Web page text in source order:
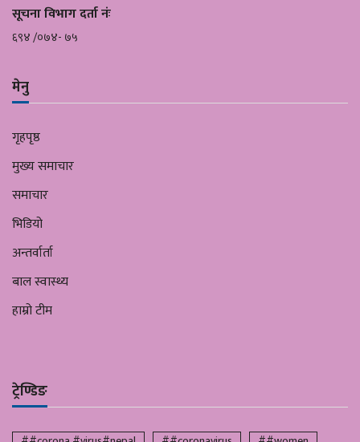
सूचना विभाग दर्ता नंः
६९४ /०७४- ७५
मेनु
गृहपृष्ठ
मुख्य समाचार
समाचार
भिडियो
अन्तर्वार्ता
बाल स्वास्थ्य
हाम्रो टीम
ट्रेण्डिङ